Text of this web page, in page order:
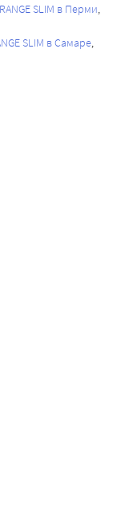
SLIM в Перми
SLIM в Самаре